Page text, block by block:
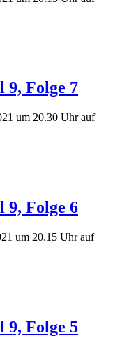
9, Folge 7
um 20.30 Uhr auf
9, Folge 6
um 20.15 Uhr auf
9, Folge 5